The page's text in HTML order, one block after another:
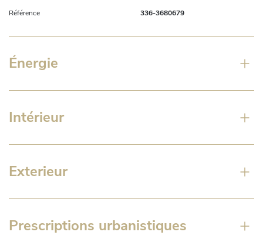
Référence
336-3680679
Énergie
Intérieur
Exterieur
Prescriptions urbanistiques